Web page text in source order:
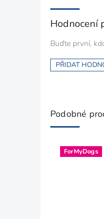
Hodnocení
Buďte první,
PŘIDAT
Podobné
ForMyDogs